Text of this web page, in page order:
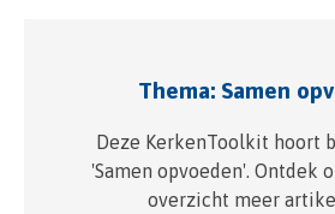
Thema: Samen
Deze KerkenToolkit hoort
'Samen opvoeden'. Ontdek
overzicht meer